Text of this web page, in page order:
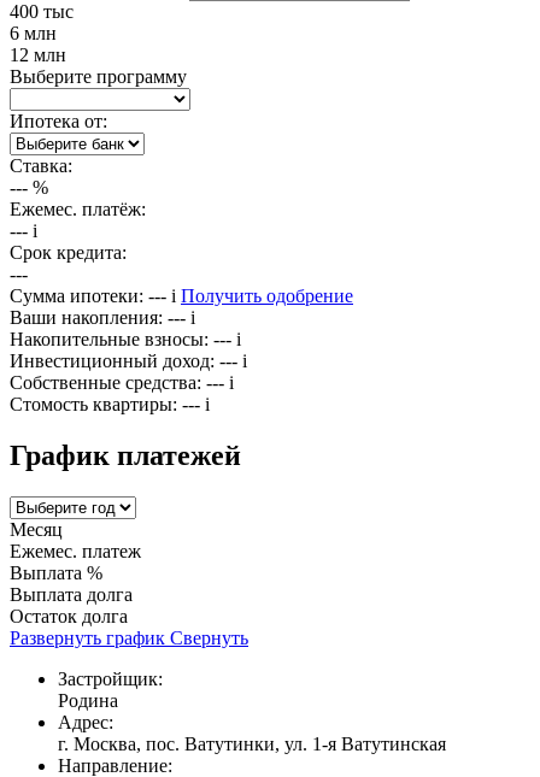
400 тыс
6 млн
12 млн
Выберите программу
Ипотека от:
Ставка:
--- %
Ежемес. платёж:
--- i
Срок кредита:
---
Сумма ипотеки: --- i Получить одобрение
Ваши накопления: --- i
Накопительные взносы: --- i
Инвестиционный доход: --- i
Собственные средства: --- i
Стомость квартиры: --- i
График платежей
Месяц
Ежемес. платеж
Выплата %
Выплата долга
Остаток долга
Развернуть график Свернуть
Застройщик:
Родина
Адрес:
г. Москва, пос. Ватутинки, ул. 1-я Ватутинская
Направление: